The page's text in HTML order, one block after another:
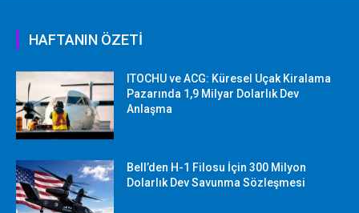
HAFTANIN ÖZETİ
ITOCHU ve ACG: Küresel Uçak Kiralama
Pazarında 1,9 Milyar Dolarlık Dev
Anlaşma
Bell’den H-1 Filosu İçin 300 Milyon
Dolarlık Dev Savunma Sözleşmesi